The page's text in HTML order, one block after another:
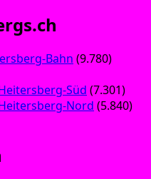
Bahn (9.780)
Süd (7.301)
Nord (5.840)